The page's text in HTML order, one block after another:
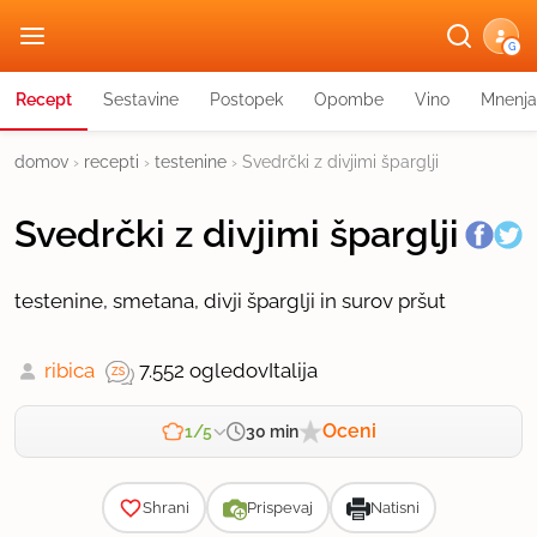
G
Recept Sestavine Postopek Opombe Vino Mnenja
domov › recepti › testenine › Svedrčki z divjimi šparglji
Svedrčki z divjimi šparglji
testenine, smetana, divji šparglji in surov pršut
ribica 7.552 ogledovItalija
1/5 30 min Oceni
Shrani Prispevaj Natisni